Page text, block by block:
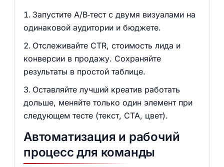
Запустите A/B‑тест с двумя визуалами на
одинаковой аудитории и бюджете.
Отслеживайте CTR, стоимость лида и
конверсии в продажу. Сохраняйте
результаты в простой таблице.
Оставляйте лучший креатив работать
дольше, меняйте только один элемент при
следующем тесте (текст, CTA, цвет).
Автоматизация и рабочий
процесс для команды